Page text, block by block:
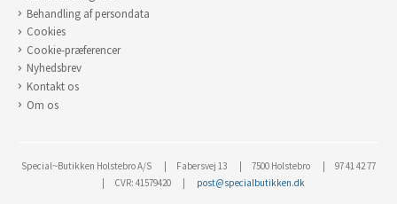
Behandling af persondata
Cookies
Cookie-præferencer
Nyhedsbrev
Kontakt os
Om os
Special~Butikken Holstebro A/S Fabersvej 13 7500 Holstebro
97 41 42 77
CVR: 41579420
post@specialbutikken.dk